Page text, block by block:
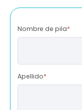
Nombre de pila*
Apellido*